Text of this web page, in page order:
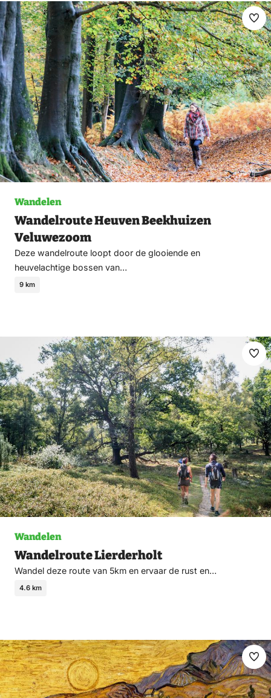
Wandelen
Wandelroute Heuven Beekhuizen
Veluwezoom
Deze wandelroute loopt door de glooiende en
heuvelachtige bossen van…
9 km
Wandelen
Wandelroute Lierderholt
Wandel deze route van 5km en ervaar de rust en…
4.6 km